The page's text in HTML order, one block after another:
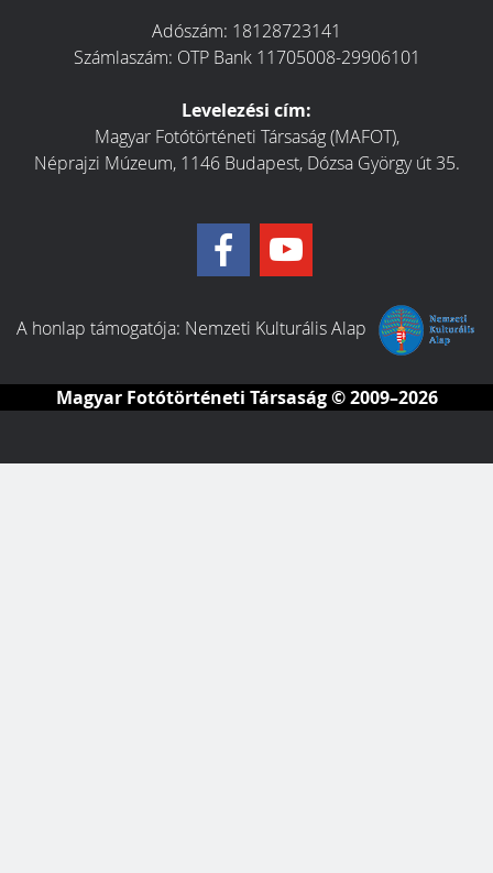
Adószám: 18128723141
Számlaszám: OTP Bank 11705008-29906101
Levelezési cím:
Magyar Fotótörténeti Társaság (MAFOT),
Néprajzi Múzeum, 1146 Budapest, Dózsa György út 35.
A honlap támogatója: Nemzeti Kulturális Alap
Magyar Fotótörténeti Társaság© 2009–2026